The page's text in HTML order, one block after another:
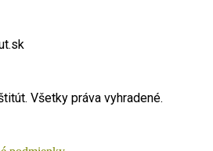
Všetky práva vyhradené.